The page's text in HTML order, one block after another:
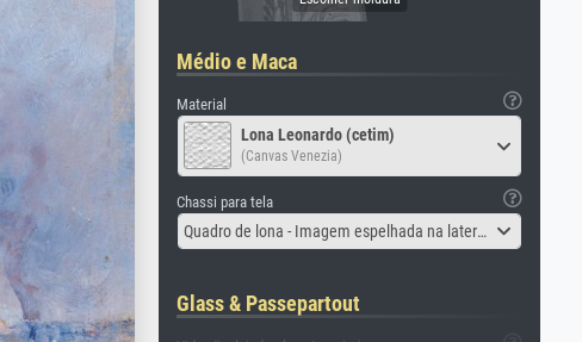
Médio e Maca
Material
Lona Leonardo (cetim)
(Canvas Venezia)
Chassi para tela
Quadro de lona - Imagem espelhada na lateral
Glass & Passepartout